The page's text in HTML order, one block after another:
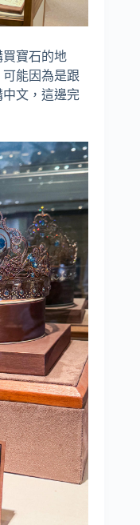
寶石的地
能因為是跟
中文，這邊完